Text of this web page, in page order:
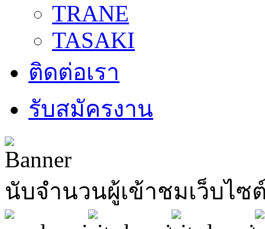
TRANE
TASAKI
ติดต่อเรา
รับสมัครงาน
นับจำนวนผู้เข้าชมเว็บไซ